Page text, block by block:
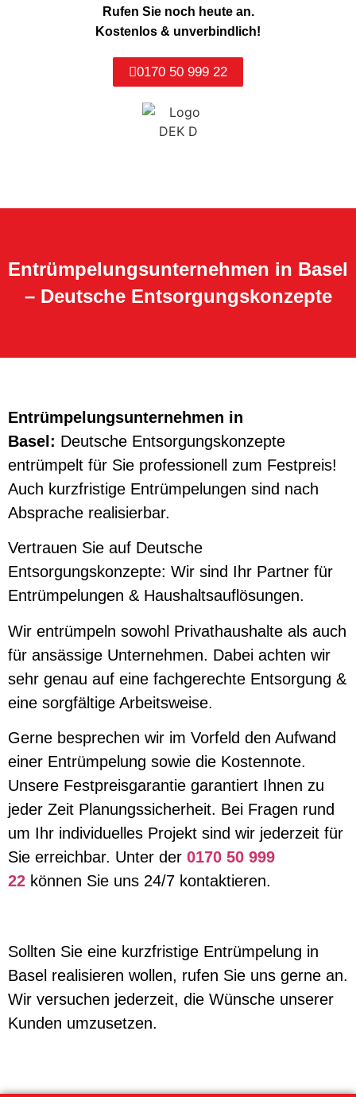
Rufen Sie noch heute an.
Kostenlos & unverbindlich!
0170 50 999 22
Entrümpelungsunternehmen in Basel
– Deutsche Entsorgungskonzepte
Entrümpelungsunternehmen in
Basel: Deutsche Entsorgungskonzepte
entrümpelt für Sie professionell zum Festpreis!
Auch kurzfristige Entrümpelungen sind nach
Absprache realisierbar.
Vertrauen Sie auf Deutsche
Entsorgungskonzepte: Wir sind Ihr Partner für
Entrümpelungen & Haushaltsauflösungen.
Wir entrümpeln sowohl Privathaushalte als auch
für ansässige Unternehmen. Dabei achten wir
sehr genau auf eine fachgerechte Entsorgung &
eine sorgfältige Arbeitsweise.
Gerne besprechen wir im Vorfeld den Aufwand
einer Entrümpelung sowie die Kostennote.
Unsere Festpreisgarantie garantiert Ihnen zu
jeder Zeit Planungssicherheit. Bei Fragen rund
um Ihr individuelles Projekt sind wir jederzeit für
Sie erreichbar. Unter der 0170 50 999
22 können Sie uns 24/7 kontaktieren.
Sollten Sie eine kurzfristige Entrümpelung in
Basel realisieren wollen, rufen Sie uns gerne an.
Wir versuchen jederzeit, die Wünsche unserer
Kunden umzusetzen.